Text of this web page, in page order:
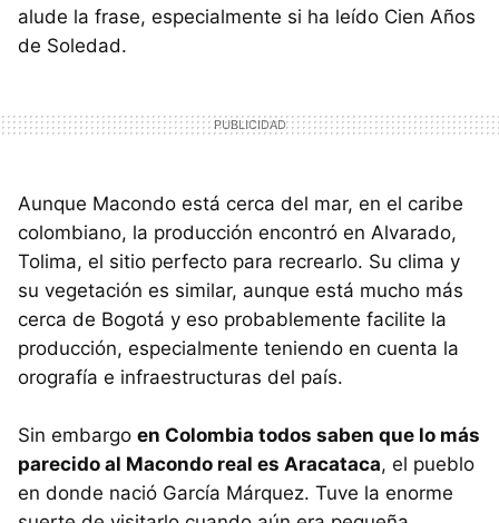
alude la frase, especialmente si ha leído Cien Años
de Soledad.
Aunque Macondo está cerca del mar, en el caribe
colombiano, la producción encontró en Alvarado,
Tolima, el sitio perfecto para recrearlo. Su clima y
su vegetación es similar, aunque está mucho más
cerca de Bogotá y eso probablemente facilite la
producción, especialmente teniendo en cuenta la
orografía e infraestructuras del país.
Sin embargo en Colombia todos saben que lo más
parecido al Macondo real es Aracataca, el pueblo
en donde nació García Márquez. Tuve la enorme